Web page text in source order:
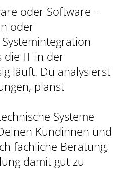
oder Software –
oder
die IT in der
läuft. Du analysierst
planst
Systeme
Kundinnen und
fachliche Beratung,
damit gut zu